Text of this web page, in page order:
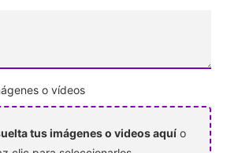
o vídeos
tus imágenes o videos aquí o